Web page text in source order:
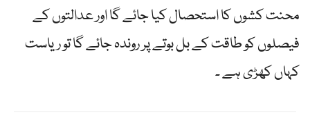
محنت کشوں کا استحصال کیا جائے گا اور عدالتوں کے
فیصلوں کو طاقت کے بل بوتے پر روندہ جائے گا تو ریاست
کہاں کھڑی ہے ۔